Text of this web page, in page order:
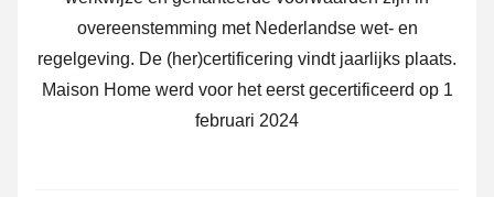
overeenstemming met Nederlandse wet- en
regelgeving. De (her)certificering vindt jaarlijks plaats.
Maison Home werd voor het eerst gecertificeerd op 1
februari 2024